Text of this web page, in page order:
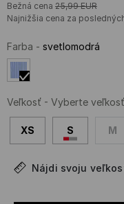
Bežná cena 25,99 EUR
Najnižšia cena za
Farba - svetlomodrá
Veľkosť - Vyberte veľkosť
XS S M
Nájdi svoju